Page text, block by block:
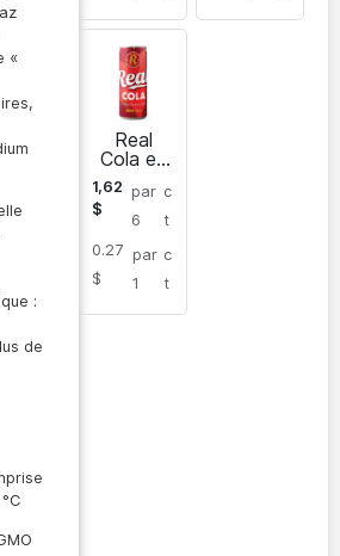
«
:
de
Real
Cola en
boîte
1,62
$
par
6
c
t
0.27
$
par
1
c
t